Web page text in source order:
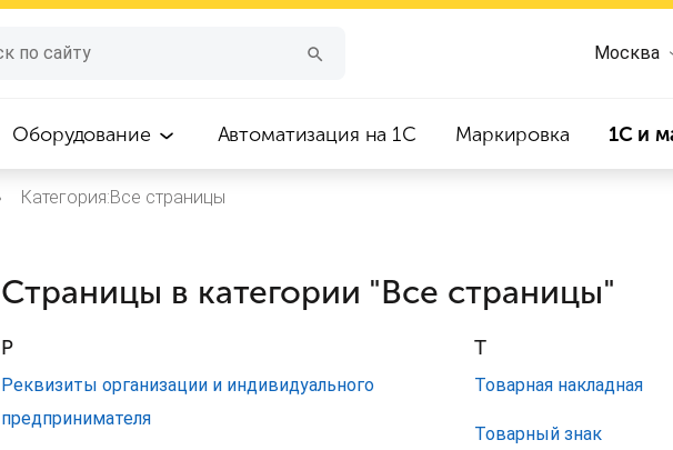
Москва
Оборудование Автоматизация на 1С Маркировка 1С и
Категория:Все страницы
Страницы в категории "Все страницы"
Р
Реквизиты организации и индивидуального
предпринимателя
Т
Товарная накладная
Товарный знак